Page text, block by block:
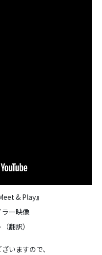
& Play』
ー映像
翻訳）
いますので、